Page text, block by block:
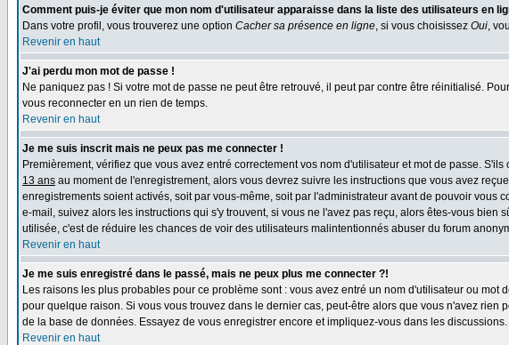
Comment puis-je éviter que mon nom d'utilisateur apparaisse dans la liste des utilisateurs en
Dans votre profil, vous trouverez une option Cacher sa présence en ligne, si vous choisissez Oui,
Revenir en haut
J'ai perdu mon mot de passe !
Ne paniquez pas ! Si votre mot de passe ne peut être retrouvé, il peut par contre être réinitialisé.
vous reconnecter en un rien de temps.
Revenir en haut
Je me suis inscrit mais ne peux pas me connecter !
Premièrement, vérifiez que vous avez entré correctement vos nom d'utilisateur et mot de passe.
13 ans au moment de l'enregistrement, alors vous devrez suivre les instructions que vous avez
enregistrements soient activés, soit par vous-même, soit par l'administrateur avant de pouvoir
e-mail, suivez alors les instructions qui s'y trouvent, si vous ne l'avez pas reçu, alors êtes-vous
utilisée, c'est de réduire les chances de voir des utilisateurs malintentionnés abuser du forum
Revenir en haut
Je me suis enregistré dans le passé, mais ne peux plus me connecter ?!
Les raisons les plus probables pour ce problème sont : vous avez entré un nom d'utilisateur ou
pour quelque raison. Si vous vous trouvez dans le dernier cas, peut-être alors que vous n'avez
de la base de données. Essayez de vous enregistrer encore et impliquez-vous dans les discussions.
Revenir en haut